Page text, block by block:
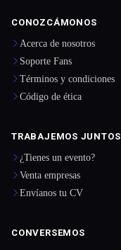
CONOZCÁMONOS
Acerca de nosotros
Soporte Fans
Términos y condiciones
Código de ética
TRABAJEMOS JUNTOS
¿Tienes un evento?
Venta empresas
Envíanos tu CV
CONVERSEMOS